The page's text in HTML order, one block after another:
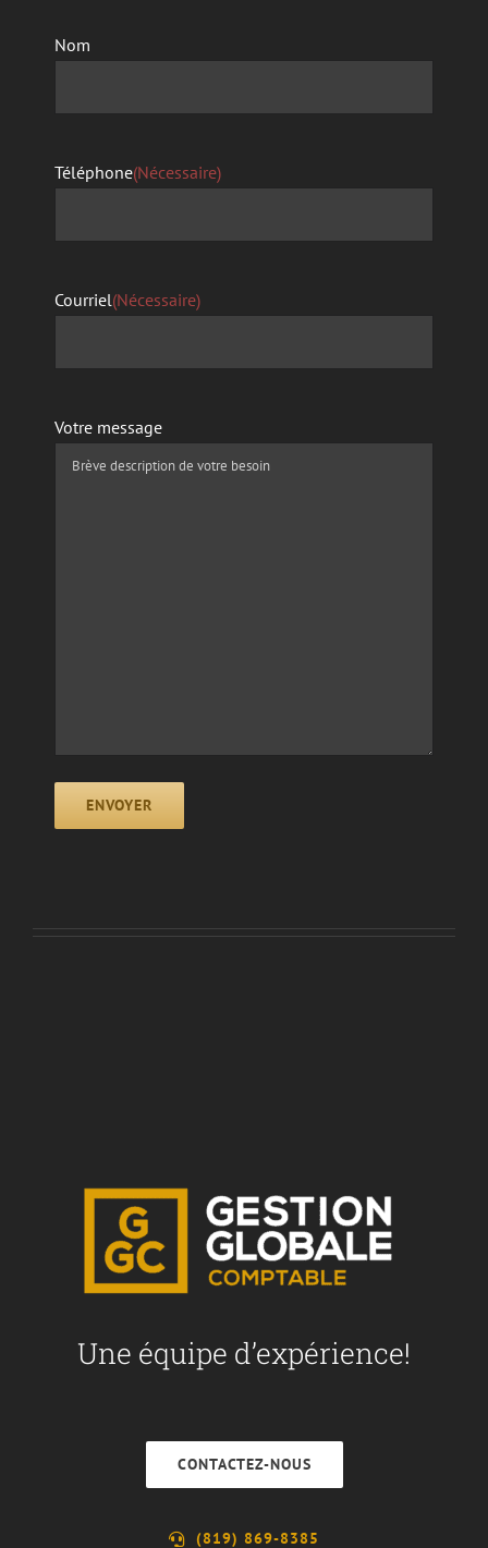
Nom
Téléphone(Nécessaire)
Courriel(Nécessaire)
Votre message
ENVOYER
Une équipe d’expérience!
CONTACTEZ-NOUS
(819) 869-8385